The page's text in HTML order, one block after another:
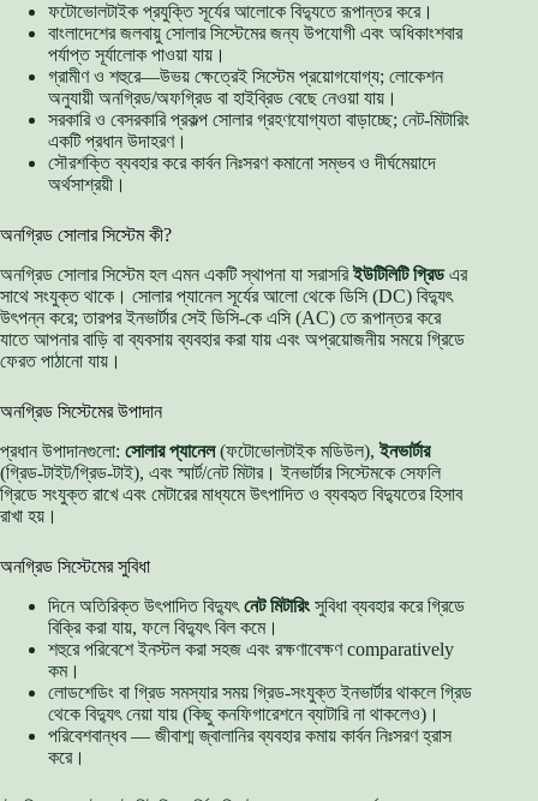
ফটোভোলটাইক প্রযুক্তি সূর্যের আলোকে বিদ্যুতে রূপান্তর করে।
বাংলাদেশের জলবায়ু সোলার সিস্টেমের জন্য উপযোগী এবং অধিকাংশবার
পর্যাপ্ত সূর্যালোক পাওয়া যায়।
গ্রামীণ ও শহুরে—উভয় ক্ষেত্রেই সিস্টেম প্রয়োগযোগ্য; লোকেশন
অনুযায়ী অনগ্রিড/অফগ্রিড বা হাইব্রিড বেছে নেওয়া যায়।
সরকারি ও বেসরকারি প্রকল্প সোলার গ্রহণযোগ্যতা বাড়াচ্ছে; নেট-মিটারিং
একটি প্রধান উদাহরণ।
সৌরশক্তি ব্যবহার করে কার্বন নিঃসরণ কমানো সম্ভব ও দীর্ঘমেয়াদে
অর্থসাশ্রয়ী।
অনগ্রিড সোলার সিস্টেম কী?
অনগ্রিড সোলার সিস্টেম হল এমন একটি স্থাপনা যা সরাসরিইউটিলিটি গ্রিডএর
সাথে সংযুক্ত থাকে। সোলার প্যানেল সূর্যের আলো থেকে ডিসি (DC) বিদ্যুৎ
উৎপন্ন করে; তারপর ইনভার্টার সেই ডিসি-কে এসি (AC) তে রূপান্তর করে
যাতে আপনার বাড়ি বা ব্যবসায় ব্যবহার করা যায় এবং অপ্রয়োজনীয় সময়ে গ্রিডে
ফেরত পাঠানো যায়।
অনগ্রিড সিস্টেমের উপাদান
প্রধান উপাদানগুলো: সোলার প্যানেল(ফটোভোলটাইক মডিউল),ইনভার্টার
(গ্রিড-টাইট/গ্রিড-টাই), এবং স্মার্ট/নেট মিটার। ইনভার্টার সিস্টেমকে সেফলি
গ্রিডে সংযুক্ত রাখে এবং মেটারের মাধ্যমে উৎপাদিত ও ব্যবহৃত বিদ্যুতের হিসাব
রাখা হয়।
অনগ্রিড সিস্টেমের সুবিধা
দিনে অতিরিক্ত উৎপাদিত বিদ্যুৎনেট মিটারিংসুবিধা ব্যবহার করে গ্রিডে
বিক্রি করা যায়, ফলে বিদ্যুৎ বিল কমে।
শহুরে পরিবেশে ইনস্টল করা সহজ এবং রক্ষণাবেক্ষণ comparatively
কম।
লোডশেডিং বা গ্রিড সমস্যার সময় গ্রিড-সংযুক্ত ইনভার্টার থাকলে গ্রিড
থেকে বিদ্যুৎ নেয়া যায় (কিছু কনফিগারেশনে ব্যাটারি না থাকলেও)।
পরিবেশবান্ধব — জীবাশ্ম জ্বালানির ব্যবহার কমায় কার্বন নিঃসরণ হ্রাস
করে।